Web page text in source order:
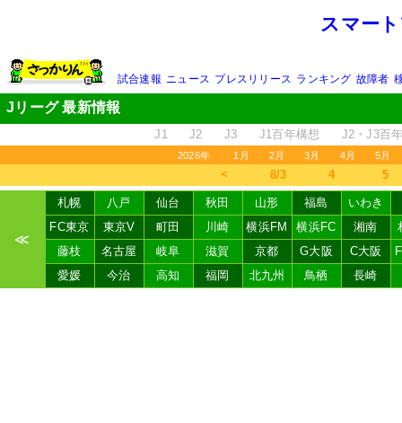
スマー
試合速報 ニュース プレスリリース ランキング 故障者
Jリーグ 最新情報
J1 J2 J3 J1百年構想 J2・J3百
2026年 1月 2月 3月 4月 5月
＜ 8/3 4 5
≪
札幌 八戸 仙台 秋田 山形 福島
いわき
FC東京
東京V 町田 川崎 横浜FM 横浜FC 湘南
藤枝
名古屋 岐阜 滋賀 京都 G大阪 C大阪
愛媛
今治 高知 福岡 北九州 鳥栖 長崎